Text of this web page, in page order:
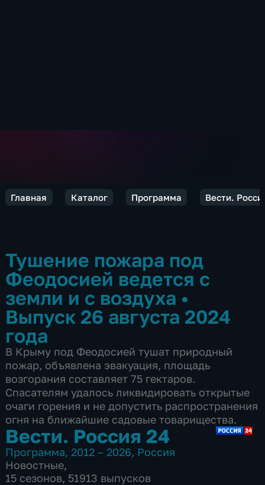
Главная Каталог Программа Вести.
Тушение пожара под
Феодосией ведется с
земли и с воздуха •
Выпуск 26 августа 2024
года
В Крыму под Феодосией тушат природный
пожар, объявлена эвакуация, площадь
возгорания составляет 75 гектаров.
Спасателям удалось ликвидировать открытые
очаги горения и не допустить распространения
огня на ближайшие садовые товарищества.
Вести. Россия 24
Программа, 2012 – 2026, Россия
Новостные,
15 сезонов, 51913 выпусков